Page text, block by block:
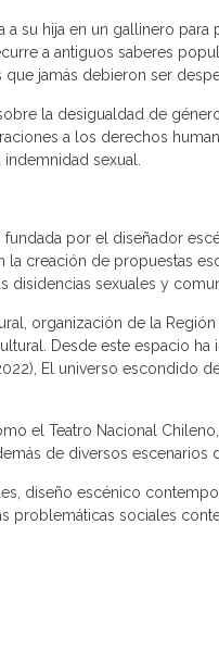
su hija en un gallinero
a antiguos saberes
jamás debieron ser
la desigualdad de
a los derechos
sexual.
por el diseñador
la creación de propuestas
sexuales y
organización de la
Desde este espacio
El universo escondido
el Teatro Nacional
de diversos escenarios
diseño escénico
problemáticas sociales